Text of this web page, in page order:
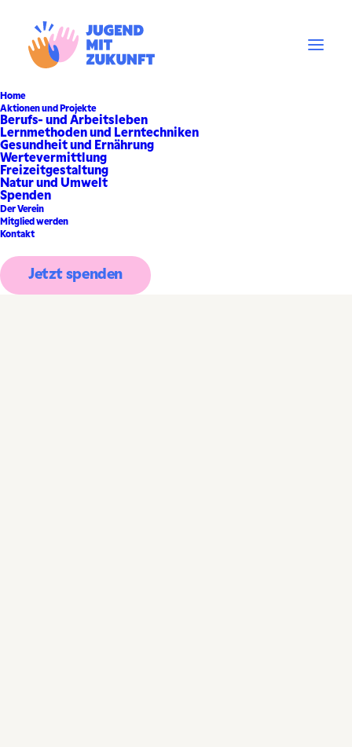
Home
Aktionen und Projekte
Berufs- und Arbeitsleben
Lernmethoden und Lerntechniken
Gesundheit und Ernährung
Wertevermittlung
Freizeitgestaltung
Natur und Umwelt
Spenden
Der Verein
Mitglied werden
Kontakt
Jetzt spenden